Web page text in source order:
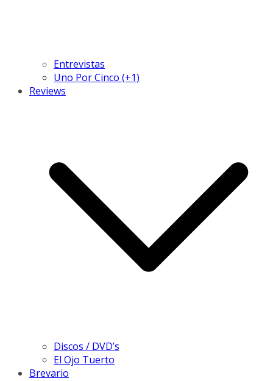
Entrevistas
Uno Por Cinco (+1)
Reviews
Discos / DVD’s
El Ojo Tuerto
Brevario